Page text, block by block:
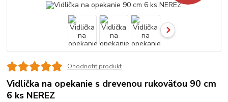
Ohodnotiť produkt
Vidlička na opekanie s drevenou rukoväťou 90 cm
6 ks NEREZ